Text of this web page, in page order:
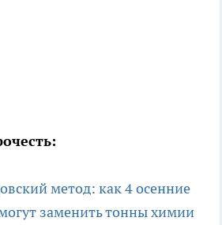
метод: как 4 осенние
заменить тонны химии